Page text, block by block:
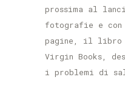
prossima al
fotografie e con
pagine, il libro
Virgin Books,
i problemi di